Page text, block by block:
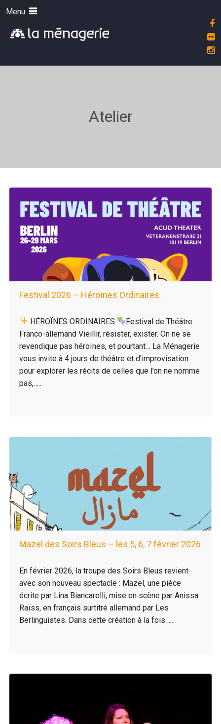
Menu
Atelier
Festival 2026 – Héroïnes Ordinaires
HÉROÏNES ORDINAIRES
Festival de Théâtre
Franco-allemand Vieillir, résister, exister. On ne se
revendique pas héroïnes, et pourtant… La Ménagerie
vous invite à 4 jours de théâtre et d’improvisation
pour explorer les récits de celles que l’on ne nomme
pas,…..
Mazel des Soirs Bleus – les 5, 6, 7 février 2026
En février 2026, la troupe des Soirs Bleus revient
avec son nouveau spectacle : Mazel, une pièce
écrite par Lina Biancarelli, mise en scène par Anissa
Raïss, en français surtitré allemand par Les
Berlinguistes. Dans cette création à la fois…..